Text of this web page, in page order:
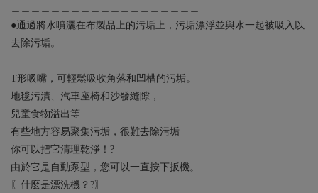
●通過將水噴灑在布製品上的污垢上，污垢漂浮並與水一起被吸入以
去除污垢。
T形吸嘴，可輕鬆吸收角落和凹槽的污垢。
地毯污漬、汽車座椅和沙發縫隙，
兒童食物溢出等
有些地方容易聚集污垢，很難去除污垢
你可以把它清理乾淨！?‍
由於它是自動泵型，您可以一直按下扳機。
〖什麼是漂洗機？?〗